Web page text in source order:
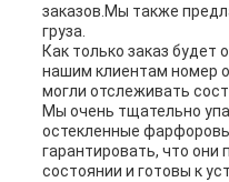
заказов.Мы также
груза.
Как только заказ
нашим клиентам номер
могли отслеживать
Мы очень тщательно
остекленные
гарантировать, что
состоянии и готовы к